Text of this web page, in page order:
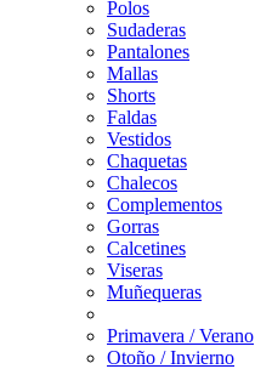
Polos
Sudaderas
Pantalones
Mallas
Shorts
Faldas
Vestidos
Chaquetas
Chalecos
Complementos
Gorras
Calcetines
Viseras
Muñequeras
Primavera / Verano
Otoño / Invierno